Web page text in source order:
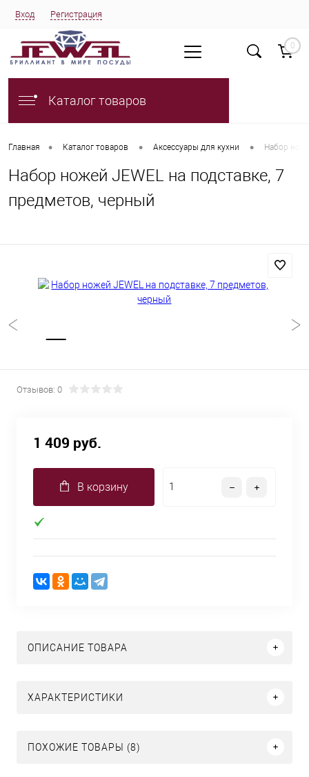
Вход Регистрация
0
Каталог товаров
Главная • Каталог товаров • Аксессуары для кухни • Набор
Набор ножей JEWEL на подставке, 7
предметов, черный
Отзывов: 0
1 409 руб.
В корзину
ОПИСАНИЕ ТОВАРА
ХАРАКТЕРИСТИКИ
ПОХОЖИЕ ТОВАРЫ (8)